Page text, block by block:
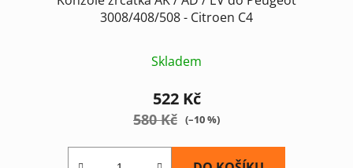
3008/408/508 - Citroen C4
Skladem
522 Kč
580 Kč (–10 %)